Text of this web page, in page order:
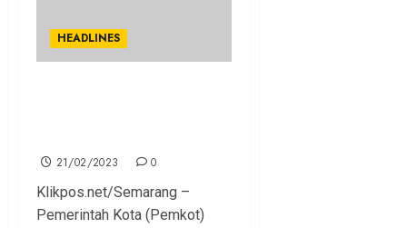
HEADLINES
21/02/2023 0
Klikpos.net/Semarang –
Pemerintah Kota (Pemkot)